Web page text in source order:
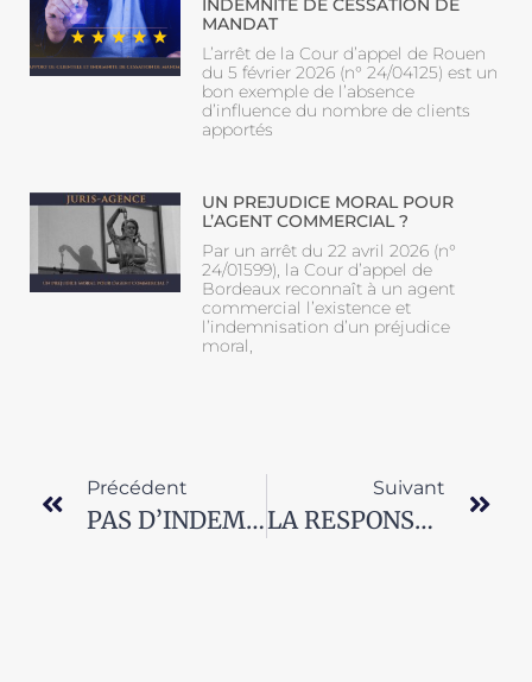
MANDAT
L’arrêt de la Cour d’appel de Rouen
du 5 février 2026 (n° 24/04125) est un
bon exemple de l’absence
d’influence du nombre de clients
apportés
UN PREJUDICE MORAL POUR
L’AGENT COMMERCIAL ?
Par un arrêt du 22 avril 2026 (n°
24/01599), la Cour d’appel de
Bordeaux reconnaît à un agent
commercial l’existence et
l’indemnisation d’un préjudice
moral,
Précédent
PAS D’INDEMNISATION DE LA CLAUSE DE NON-CONCURRENCE POST-CONTRACTUELLE POUR LES AGENTS COMMERCIAUX
Suivant
LA RESPONSABILITÉ DE L’AGENT COMMERCIAL ENVERS LES TIERS